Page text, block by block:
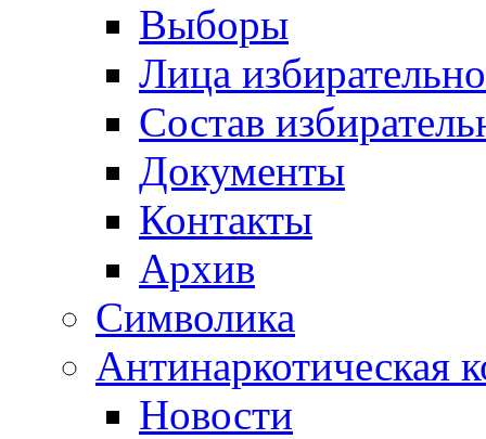
Выборы
Лица
Состав
Документы
Контакты
Архив
Символика
Антинаркотическая
Новости